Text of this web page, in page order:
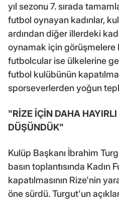
yıl sezonu 7. sırada
futbol oynayan kadınlar,
ardından diğer illerdeki
oynamak için görüşmelere
futbolcular ise ülkelerine
futbol kulübünün
sporseverlerden yoğun
"RİZE İÇİN DAHA
DÜŞÜNDÜK"
Kulüp Başkanı İbrahim
basın toplantısında Kadın
kapatılmasının Rize'nin
öne sürdü. Turgut'un